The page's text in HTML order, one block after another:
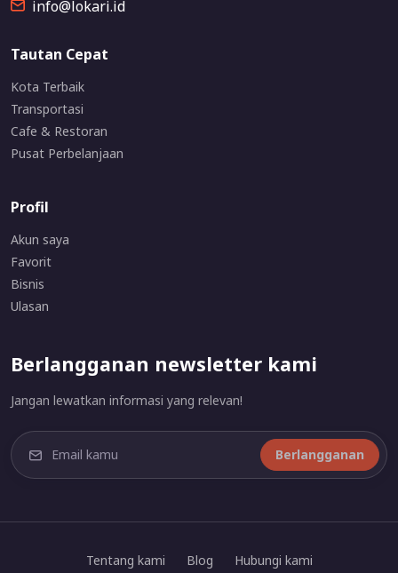
info@lokari.id
Tautan Cepat
Kota Terbaik
Transportasi
Cafe & Restoran
Pusat Perbelanjaan
Profil
Akun saya
Favorit
Bisnis
Ulasan
Berlangganan newsletter kami
Jangan lewatkan informasi yang relevan!
Berlangganan
Tentang kami Blog Hubungi kami